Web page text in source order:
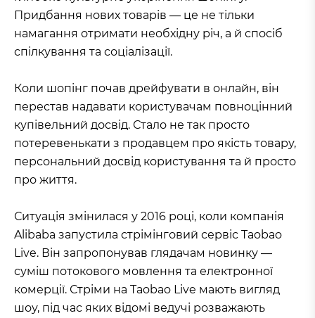
Придбання нових товарів — це не тільки
намагання отримати необхідну річ, а й спосіб
спілкування та соціалізації.
Коли шопінг почав дрейфувати в онлайн, він
перестав надавати користувачам повноцінний
купівельний досвід. Стало не так просто
потеревенькати з продавцем про якість товару,
персональний досвід користування та й просто
про життя.
Ситуація змінилася у 2016 році, коли компанія
Alibaba запустила стрімінговий сервіс Taobao
Live. Він запропонував глядачам новинку —
суміш потокового мовлення та електронної
комерції. Стріми на Taobao Live мають вигляд
шоу, під час яких відомі ведучі розважають